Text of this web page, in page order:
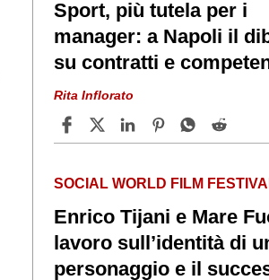
Sport, più tutela per i
manager: a Napoli il
su contratti e
Rita Inflorato
SOCIAL WORLD FILM
Enrico Tijani e Mare
lavoro sull’identità di
personaggio e il